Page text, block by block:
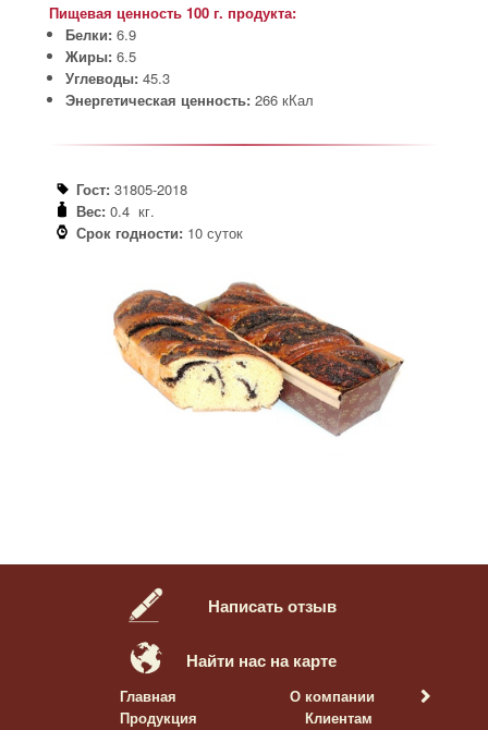
Пищевая ценность 100 г. продукта:
Белки: 6.9
Жиры: 6.5
Углеводы: 45.3
Энергетическая ценность: 266 кКал
Гост: 31805-2018
Вес: 0.4 кг.
Срок годности: 10 суток
Написать отзыв
Найти нас на карте
Главная
О компании
Продукция
Клиентам